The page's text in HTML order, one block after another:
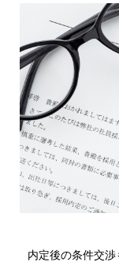
内定後の条件交